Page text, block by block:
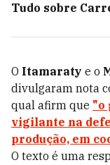
Tudo sobre
O Itamaraty e o
divulgaram nota
qual afirm que "o
vigilante na
produção, em
O texto é uma